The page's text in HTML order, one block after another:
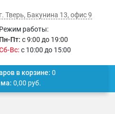
г. Тверь, Бакунина 13, офис 9
Режим работы:
Пн-Пт: с 9:00 до 19:00
Вс: с 10:00 до 15:00
в корзине: 0
0,00 руб.